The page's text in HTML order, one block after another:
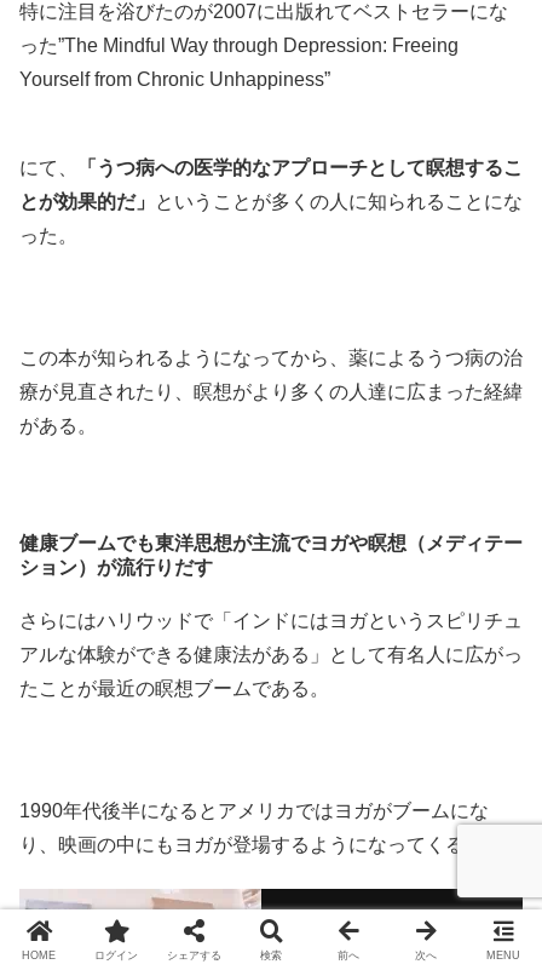
特に注目を浴びたのが2007に出版れてベストセラーにな
った”The Mindful Way through Depression: Freeing
Yourself from Chronic Unhappiness”
にて、
「うつ病への医学的なアプローチとして瞑想するこ
とが効果的だ」
ということが多くの人に知られることにな
った。
この本が知られるようになってから、薬によるうつ病の治
療が見直されたり、瞑想がより多くの人達に広まった経緯
がある。
健康ブームでも東洋思想が主流でヨガや瞑想（メディテー
ション）が流行りだす
さらにはハリウッドで「インドにはヨガというスピリチュ
アルな体験ができる健康法がある」として有名人に広がっ
たことが最近の瞑想ブームである。
1990年代後半になるとアメリカではヨガがブームにな
り、映画の中にもヨガが登場するようになってくる。
HOME ログイン シェアする 検索 前へ 次へ MENU